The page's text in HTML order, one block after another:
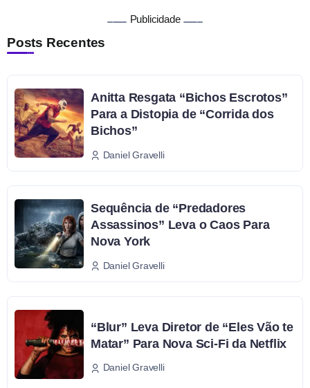
Publicidade
Posts Recentes
Anitta Resgata “Bichos Escrotos”
Para a Distopia de “Corrida dos
Bichos”
Daniel Gravelli
Sequência de “Predadores
Assassinos” Leva o Caos Para
Nova York
Daniel Gravelli
“Blur” Leva Diretor de “Eles Vão te
Matar” Para Nova Sci-Fi da Netflix
Daniel Gravelli